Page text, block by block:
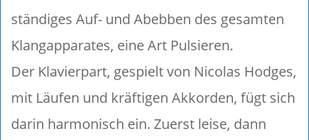
ständiges Auf- und Abebben des gesamten
Klangapparates, eine Art Pulsieren.
Der Klavierpart, gespielt von Nicolas Hodges,
mit Läufen und kräftigen Akkorden, fügt sich
darin harmonisch ein. Zuerst leise, dann